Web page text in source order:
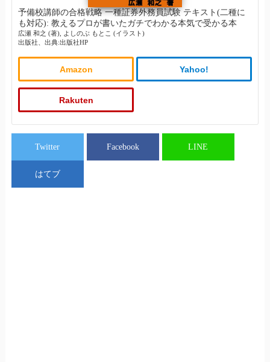
予備校講師の合格戦略 一種証券外務員試験 テキスト(二種に
も対応): 教えるプロが書いたガチでわかる本気で受かる本
広瀬 和之 (著), よしのぶ もとこ (イラスト)
出版社、出典:出版社HP
Amazon Yahoo!
Rakuten
Twitter Facebook LINE
はてブ